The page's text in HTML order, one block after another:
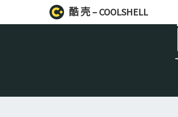
酷 壳 – COOLSHELL